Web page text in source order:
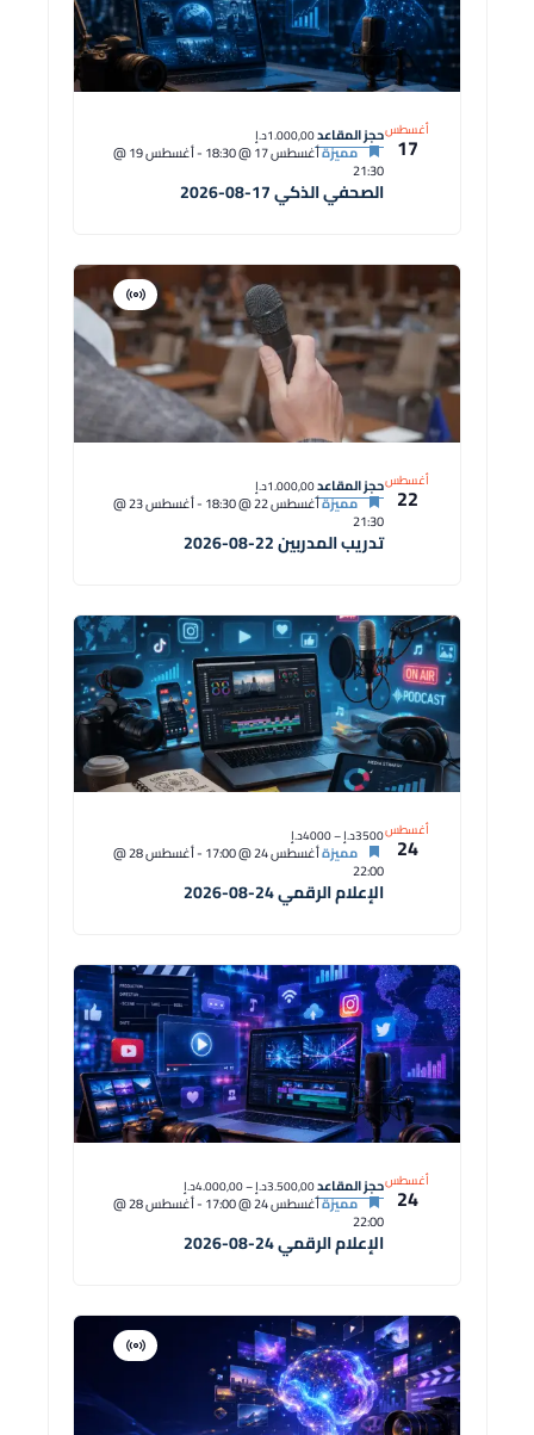
أغسطس
17
الصحفي الذكي 17-08-2026
مميزةأغسطس 17 @ 18:30 - أغسطس 19 @
21:30
حجز المقاعد1.000,00د.إ
أغسطس
22
تدريب المدربين 22-08-2026
افتراضية
دورة
مميزةأغسطس 22 @ 18:30 - أغسطس 23 @
21:30
حجز المقاعد1.000,00د.إ
أغسطس
24
الإعلام الرقمي 24-08-2026
مميزةأغسطس 24 @ 17:00 - أغسطس 28 @
22:00
3500د.إ – 4000د.إ
أغسطس
24
الإعلام الرقمي 24-08-2026
مميزةأغسطس 24 @ 17:00 - أغسطس 28 @
22:00
حجز المقاعد3.500,00د.إ – 4.000,00د.إ
افتراضية